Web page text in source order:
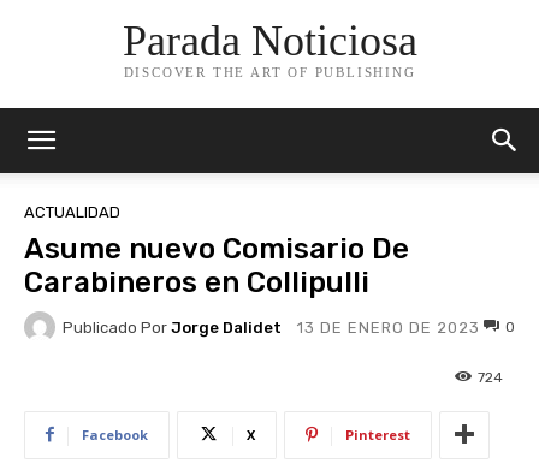
Parada Noticiosa
DISCOVER THE ART OF PUBLISHING
ACTUALIDAD
Asume nuevo Comisario De
Carabineros en Collipulli
Publicado Por Jorge Dalidet 13 DE ENERO DE 2023 0
724
Facebook X Pinterest